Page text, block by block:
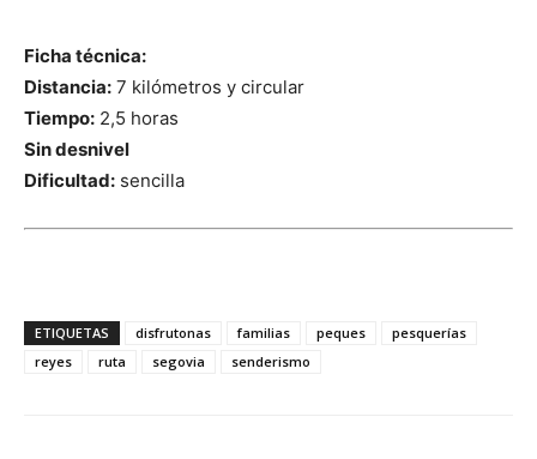
Ficha técnica:
Distancia: 7 kilómetros y circular
Tiempo: 2,5 horas
Sin desnivel
Dificultad: sencilla
ETIQUETAS disfrutonas familias peques
pesquerías
reyes
ruta segovia senderismo